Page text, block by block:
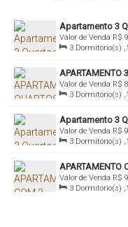
Apartamento 3
Grande
R$
Valor de Venda
Santa Catarina,
3 Dormitório(s) ,
Sala(s) , 1
77.85m²
APARTAMENTO
GRANDE
R$
Valor de Venda
Santa Catarina,
3 Dormitório(s) ,
Sala(s) , 1
86.15m²
Apartamento 3
R$
Valor de Venda
Santa Catarina,
3 Dormitório(s) ,
Sala(s) , 1
86.15m²
APARTAMENTO
GRANDE -
R$
Valor de Venda
Praia Grande,
3 Dormitório(s) ,